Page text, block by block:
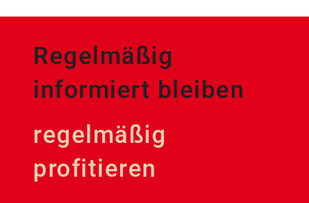
Regelmäßig
informiert bleiben
regelmäßig
profitieren